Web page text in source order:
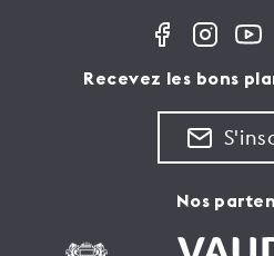
Recevez les bons
Nos